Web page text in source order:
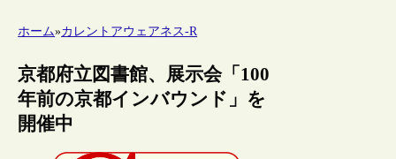
ホーム»カレントアウェアネス-R
京都府立図書館、展示会「100
年前の京都インバウンド」を
開催中